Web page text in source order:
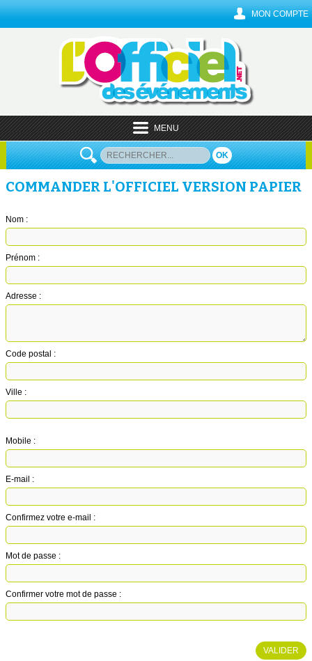
MON COMPTE
MENU
OK
COMMANDER L'OFFICIEL VERSION PAPIER
Nom :
Prénom :
Adresse :
Code postal :
Ville :
Mobile :
E-mail :
Confirmez votre e-mail :
Mot de passe :
Confirmer votre mot de passe :
VALIDER